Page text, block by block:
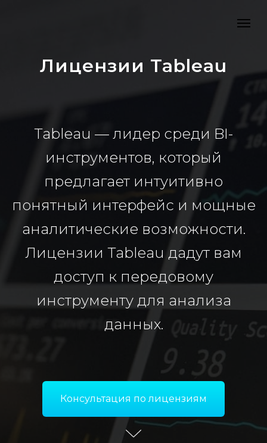
Лицензии Tableau
Tableau — лидер среди BI-
инструментов, который
предлагает интуитивно
понятный интерфейс и мощные
аналитические возможности.
Лицензии Tableau дадут вам
доступ к передовому
инструменту для анализа
данных.
Консультация по лицензиям